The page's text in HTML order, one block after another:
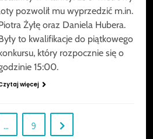
pozwolił mu wyprzedzić m.in.
Żyłę oraz Daniela Hubera.
to kwalifikacje do piątkowego
który rozpocznie się o
15:00.
więcej
… 9